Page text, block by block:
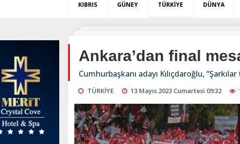
KIBRIS GÜNEY TÜRKİYE DÜNYA
Ankara’dan final
Cumhurbaşkanı adayı Kılıçdaroğlu,
TÜRKİYE 13 Mayıs 2023 Cumartesi 09:32